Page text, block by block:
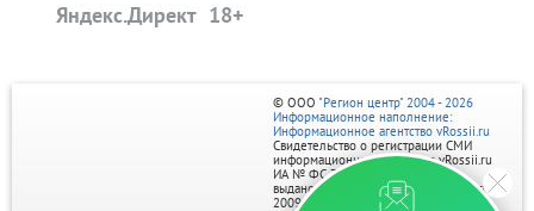
Яндекс.Директ
© ООО "Регион центр" 2004 - 2026
Информационное наполнение:
Информационное агентство vRossii.ru
Свидетельство о регистрации СМИ
информационного агентства vRossii.ru
ИА № ФС 77‑35502
выдано РОСКОМНАДЗОРом 04 марта
2009г.